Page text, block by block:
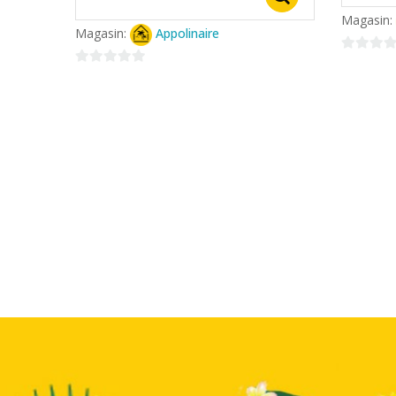
Magasin: Appolinaire
Magasin: